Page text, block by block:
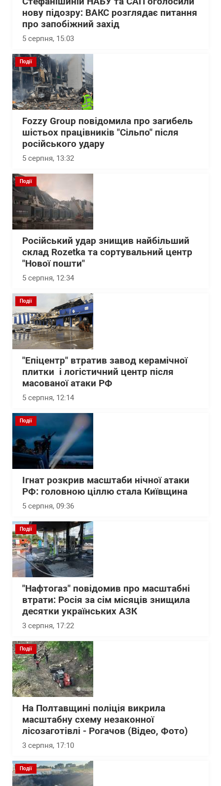
нову підозру: ВАКС розглядає питання
про запобіжний захід
5 серпня, 15:03
Події
Fozzy Group повідомила про загибель
шістьох працівників "Сільпо" після
російського удару
5 серпня, 13:32
Події
Російський удар знищив найбільший
склад Rozetka та сортувальний центр
"Нової пошти"
5 серпня, 12:34
Події
"Епіцентр" втратив завод керамічної
плитки і логістичний центр після
масованої атаки РФ
5 серпня, 12:14
Події
Ігнат розкрив масштаби нічної атаки
РФ: головною ціллю стала Київщина
5 серпня, 09:36
Події
"Нафтогаз" повідомив про масштабні
втрати: Росія за сім місяців знищила
десятки українських АЗК
3 серпня, 17:22
Події
На Полтавщині поліція викрила
масштабну схему незаконної
лісозаготівлі - Рогачов (Відео, Фото)
3 серпня, 17:10
Події